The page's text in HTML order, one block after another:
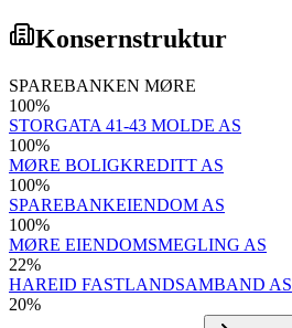
Konsernstruktur
SPAREBANKEN MØRE
100%
STORGATA 41-43 MOLDE AS
100%
MØRE BOLIGKREDITT AS
100%
SPAREBANKEIENDOM AS
100%
MØRE EIENDOMSMEGLING AS
22%
HAREID FASTLANDSAMBAND AS
20%